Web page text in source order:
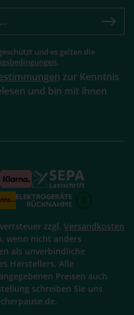
und es gelten die
.
zur Kenntnis
und bin mit ihnen
zzgl. Versandkosten
wenn nicht anders
als unverbindliche
Herstellers. Alle
Preisen auch
schreiben Sie uns